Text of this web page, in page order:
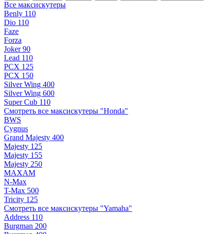
Все максискутеры
Benly 110
Dio 110
Faze
Forza
Joker 90
Lead 110
PCX 125
PCX 150
Silver Wing 400
Silver Wing 600
Super Cub 110
Смотреть все максискутеры "Honda"
BWS
Cygnus
Grand Majesty 400
Majesty 125
Majesty 155
Majesty 250
MAXAM
N-Max
T-Max 500
Tricity 125
Смотреть все максискутеры "Yamaha"
Address 110
Burgman 200